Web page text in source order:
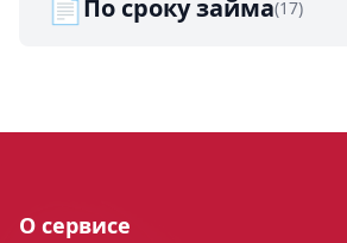
По сроку займа(17)
О сервисе